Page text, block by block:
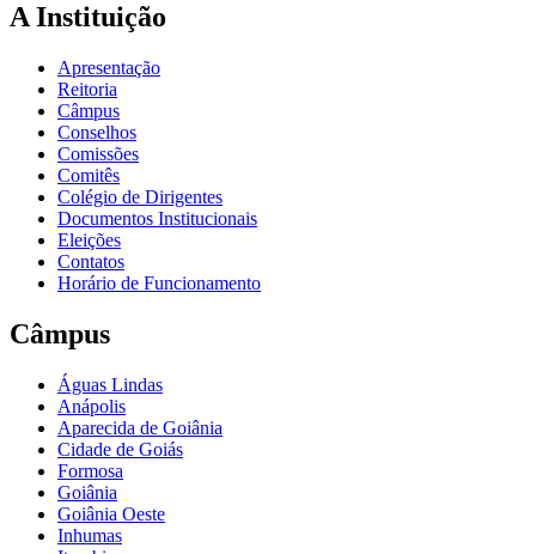
A Instituição
Apresentação
Reitoria
Câmpus
Conselhos
Comissões
Comitês
Colégio de Dirigentes
Documentos Institucionais
Eleições
Contatos
Horário de Funcionamento
Câmpus
Águas Lindas
Anápolis
Aparecida de Goiânia
Cidade de Goiás
Formosa
Goiânia
Goiânia Oeste
Inhumas